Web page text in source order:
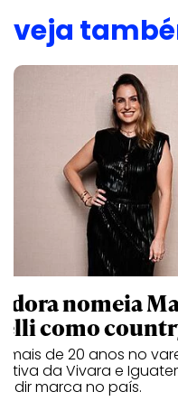
veja
nomeia
como
mais de 20 anos no
da Vivara e
marca no país.